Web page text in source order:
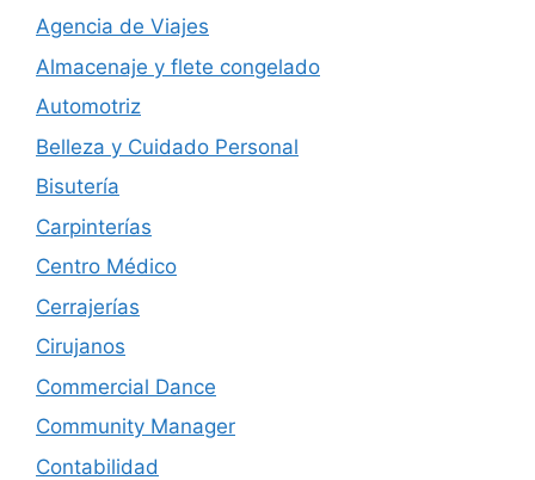
Agencia de Viajes
Almacenaje y flete congelado
Automotriz
Belleza y Cuidado Personal
Bisutería
Carpinterías
Centro Médico
Cerrajerías
Cirujanos
Commercial Dance
Community Manager
Contabilidad